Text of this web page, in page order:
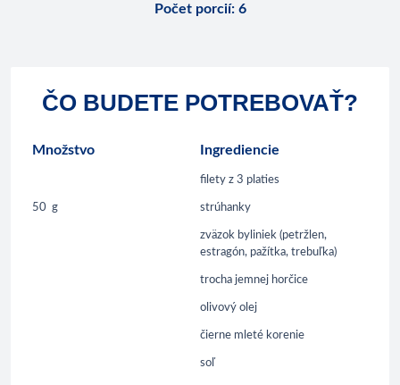
Počet porcií: 6
ČO BUDETE POTREBOVAŤ?
Množstvo Ingrediencie
filety z 3 platies
50 g strúhanky
zväzok byliniek (petržlen,
estragón, pažítka, trebuľka)
trocha jemnej horčice
olivový olej
čierne mleté korenie
soľ